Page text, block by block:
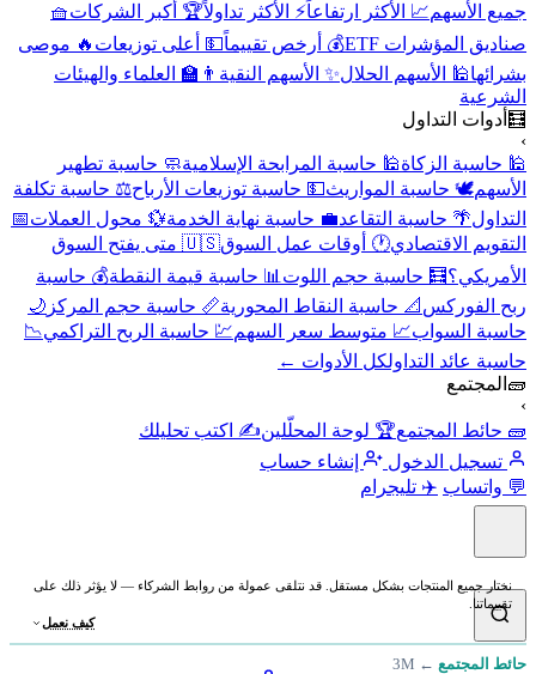
جميع الأسهم📈 الأكثر ارتفاعاً⚡ الأكثر تداولاً🏆 أكبر الشركات🧺
صناديق المؤشرات ETF
💰 أرخص تقييماً💵 أعلى توزيعات 🔥 موصى
بشرائها🕌 الأسهم الحلال✨ الأسهم النقية 👨‍🏫 العلماء والهيئات
الشرعية
🧮 أدوات التداول
›
🕌 حاسبة الزكاة🕌 حاسبة المرابحة الإسلامية🧼 حاسبة تطهير
الأسهم🕊️ حاسبة المواريث💵 حاسبة توزيعات الأرباح⚖️ حاسبة تكلفة
التداول🌴 حاسبة التقاعد💼 حاسبة نهاية الخدمة💱 محول العملات📅
التقويم الاقتصادي🕐 أوقات عمل السوق
🇺🇸 متى يفتح السوق
الأمريكي؟🧮 حاسبة حجم اللوت 📊 حاسبة قيمة النقطة💰 حاسبة
ربح الفوركس 📐 حاسبة النقاط المحورية📏 حاسبة حجم المركز 🌙
حاسبة السواب📈 متوسط سعر السهم💹 حاسبة الربح التراكمي📉
حاسبة عائد التداولكل الأدوات ←
🧱 المجتمع
›
🧱 حائط المجتمع🏆 لوحة المحلّلين✍️ اكتب تحليلك
تسجيل الدخول
إنشاء حساب
💬 واتساب ✈️ تليجرام
نختار جميع المنتجات بشكل مستقل. قد نتلقى عمولة من روابط الشركاء — لا يؤثر ذلك على
تقييماتنا.
كيف نعمل
حائط المجتمع ←
3M